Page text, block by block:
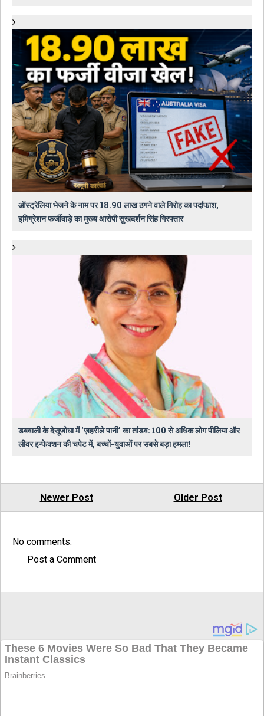
ऑस्ट्रेलिया भेजने के नाम पर 18.90 लाख ठगने वाले गिरोह का पर्दाफाश,
इमिग्रेशन फर्जीवाड़े का मुख्य आरोपी सुखदर्शन सिंह गिरफ्तार
डबवाली के देसूजोधा में 'ज़हरीले पानी' का तांडव: 100 से अधिक लोग पीलिया और
लीवर इन्फेक्शन की चपेट में, बच्चों-युवाओं पर सबसे बड़ा हमला!
Newer Post Older Post
No comments:
Post a Comment